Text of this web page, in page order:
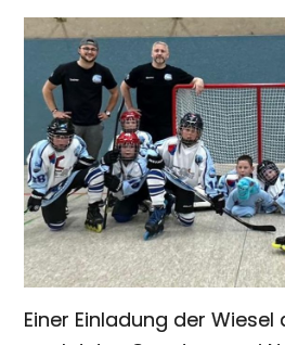
Einer Einladung der